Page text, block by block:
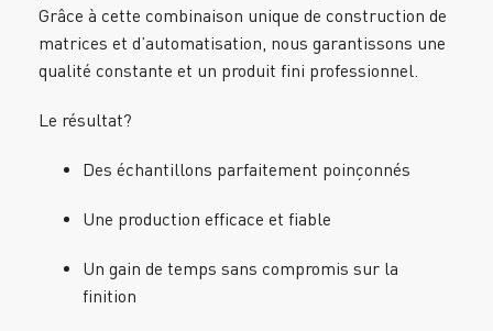
Grâce à cette combinaison unique de construction de
matrices et d’automatisation, nous garantissons une
qualité constante et un produit fini professionnel.
Le résultat?
Des échantillons parfaitement poinçonnés
Une production efficace et fiable
Un gain de temps sans compromis sur la
finition